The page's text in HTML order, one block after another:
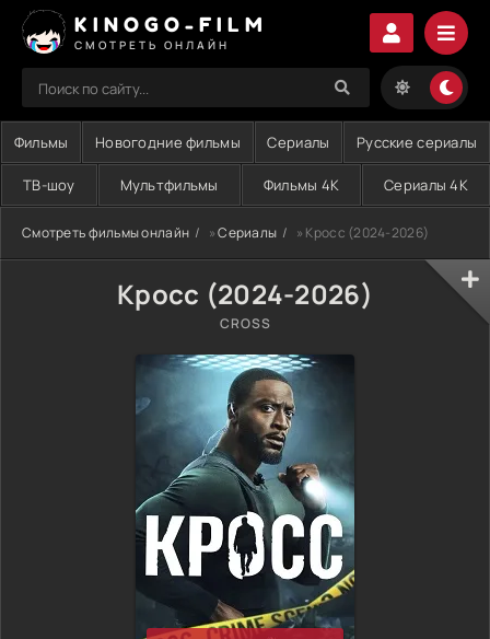
KINOGO-FILM
СМОТРЕТЬ ОНЛАЙН
Фильмы Новогодние фильмы Сериалы Русские сериалы
ТВ-шоу Мультфильмы Фильмы 4K Сериалы 4K
Смотреть фильмы онлайн »Сериалы » Кросс (2024-2026)
Кросс (2024-2026)
CROSS